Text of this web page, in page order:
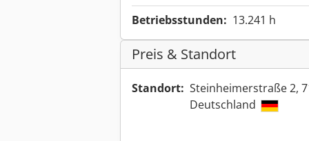
Betriebsstunden: 13.241 h
Preis & Standort
Standort: Steinheimerstraße 2,
Deutschland